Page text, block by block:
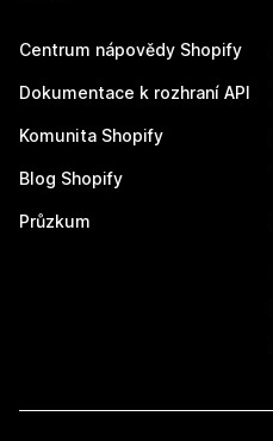
Centrum nápovědy Shopify
Dokumentace k rozhraní API
Komunita Shopify
Blog Shopify
Průzkum